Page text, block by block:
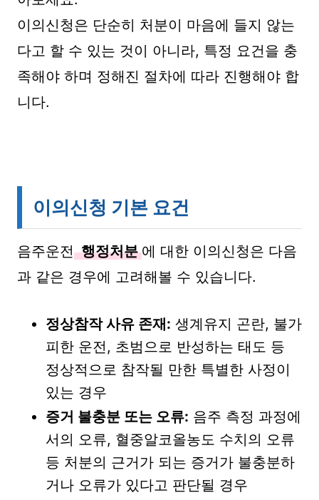
이의신청은 단순히 처분이 마음에 들지 않는
다고 할 수 있는 것이 아니라, 특정 요건을 충
족해야 하며 정해진 절차에 따라 진행해야 합
니다.
이의신청 기본 요건
음주운전 행정처분 에 대한 이의신청은 다음
과 같은 경우에 고려해볼 수 있습니다.
정상참작 사유 존재: 생계유지 곤란, 불가
피한 운전, 초범으로 반성하는 태도 등
정상적으로 참작될 만한 특별한 사정이
있는 경우
증거 불충분 또는 오류: 음주 측정 과정에
서의 오류, 혈중알코올농도 수치의 오류
등 처분의 근거가 되는 증거가 불충분하
거나 오류가 있다고 판단될 경우